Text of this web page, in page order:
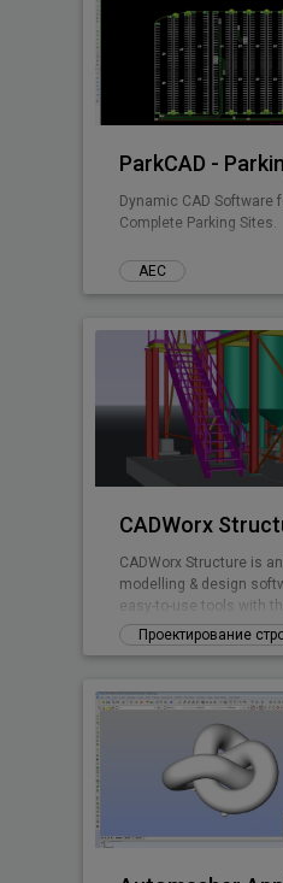
ParkCAD -
Dynamic CAD Software
Complete Parking Sites.
АЕС
CADWorx Structure is
modelling & design
easy-to-use tools with
designer and engineer